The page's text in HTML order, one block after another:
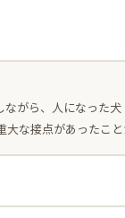
がら、人になった
大な接点があったこ